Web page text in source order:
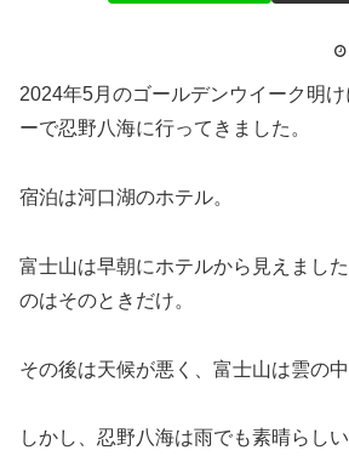
2024年5月のゴールデンウイーク明
ーで忍野八海に行ってきました。
宿泊は河口湖のホテル。
富士山は早朝にホテルから見えまし
のはそのときだけ。
その後は天候が悪く、富士山は雲の中
しかし、忍野八海は雨でも素晴らしい